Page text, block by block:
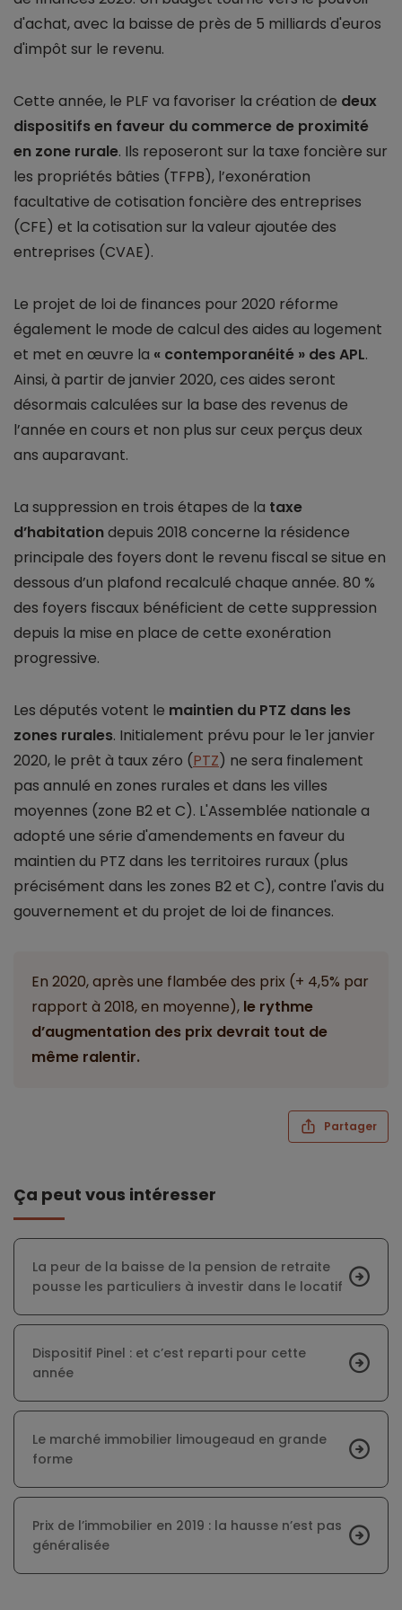
d'achat, avec la baisse de près de 5 milliards d'euros
d'impôt sur le revenu.
Cette année, le PLF va favoriser la création de deux
dispositifs en faveur du commerce de proximité
en zone rurale. Ils reposeront sur la taxe foncière sur
les propriétés bâties (TFPB), l’exonération
facultative de cotisation foncière des entreprises
(CFE) et la cotisation sur la valeur ajoutée des
entreprises (CVAE).
Le projet de loi de finances pour 2020 réforme
également le mode de calcul des aides au logement
et met en œuvre la « contemporanéité » des APL.
Ainsi, à partir de janvier 2020, ces aides seront
désormais calculées sur la base des revenus de
l’année en cours et non plus sur ceux perçus deux
ans auparavant.
La suppression en trois étapes de la taxe
d’habitationdepuis 2018 concerne la résidence
principale des foyers dont le revenu fiscal se situe en
dessous d’un plafond recalculé chaque année. 80 %
des foyers fiscaux bénéficient de cette suppression
depuis la mise en place de cette exonération
progressive.
Les députés votent le maintien du PTZ dans les
zones rurales. Initialement prévu pour le 1er janvier
2020, le prêt à taux zéro (PTZ) ne sera finalement
pas annulé en zones rurales et dans les villes
moyennes (zone B2 et C). L'Assemblée nationale a
adopté une série d'amendements en faveur du
maintien du PTZ dans les territoires ruraux (plus
précisément dans les zones B2 et C), contre l'avis du
gouvernement et du projet de loi de finances.
En 2020, après une flambée des prix (+ 4,5% par
rapport à 2018, en moyenne), le rythme
d’augmentation des prix devrait tout de
même ralentir.
Partager
Ça peut vous intéresser
La peur de la baisse de la pension de retraite
pousse les particuliers à investir dans le locatif
Dispositif Pinel : et c’est reparti pour cette
année
Le marché immobilier limougeaud en grande
forme
Prix de l’immobilier en 2019 : la hausse n’est pas
généralisée